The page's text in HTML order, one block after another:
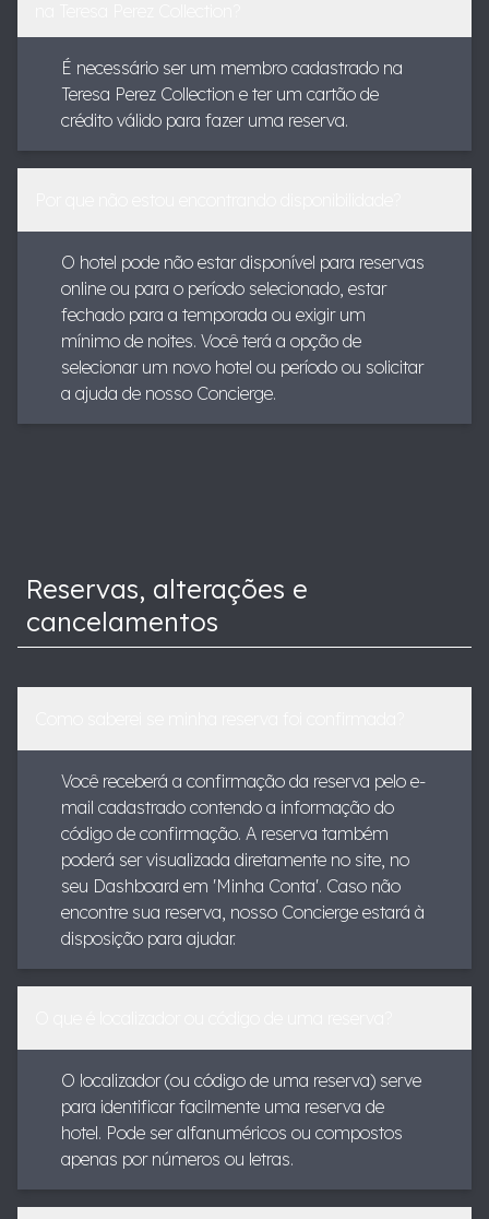
É necessário ser um membro cadastrado na
Teresa Perez Collection e ter um cartão de
crédito válido para fazer uma reserva.
O hotel pode não estar disponível para reservas
online ou para o período selecionado, estar
fechado para a temporada ou exigir um
mínimo de noites. Você terá a opção de
selecionar um novo hotel ou período ou solicitar
a ajuda de nosso Concierge.
Reservas, alterações e
cancelamentos
Você receberá a confirmação da reserva pelo e-
mail cadastrado contendo a informação do
código de confirmação. A reserva também
poderá ser visualizada diretamente no site, no
seu Dashboard em 'Minha Conta'. Caso não
encontre sua reserva, nosso Concierge estará à
disposição para ajudar.
O localizador (ou código de uma reserva) serve
para identificar facilmente uma reserva de
hotel. Pode ser alfanuméricos ou compostos
apenas por números ou letras.